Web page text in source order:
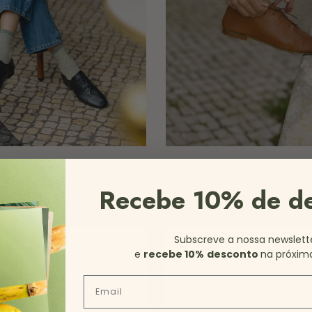
Recebe 10% de
Subscreve a nossa
e recebe 10% desconto na